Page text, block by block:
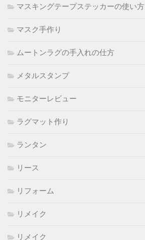
マスキングテープステッカーの使い方
マスク手作り
ムートンラグの手入れの仕方
メタルスタンプ
モニターレビュー
ラグマット作り
ランタン
リース
リフォーム
リメイク
リメイク